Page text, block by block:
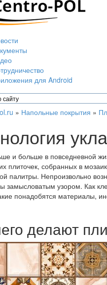
для Android
» Напольные покрытия »
и больше в повседневной
плиточек, собранных в
палитры. Непроизвольно
замысловатым узором. Как
понадобятся материалы,
делают